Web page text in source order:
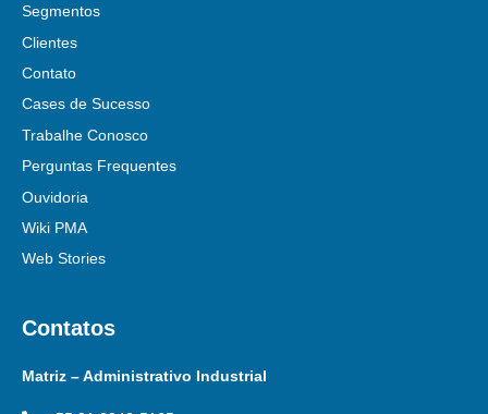
Segmentos
Clientes
Contato
Cases de Sucesso
Trabalhe Conosco
Perguntas Frequentes
Ouvidoria
Wiki PMA
Web Stories
Contatos
Matriz – Administrativo Industrial